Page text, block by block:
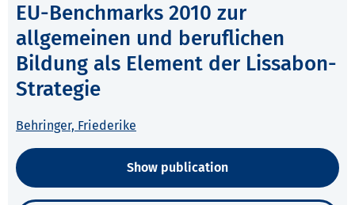
EU-Benchmarks 2010 zur
allgemeinen und beruflichen
Bildung als Element der Lissabon-
Strategie
Behringer, Friederike
Show publication